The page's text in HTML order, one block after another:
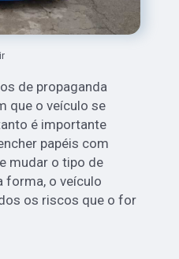
de propaganda
que o veículo se
é importante
papéis com
mudar o tipo de
forma, o veículo
os riscos que o for